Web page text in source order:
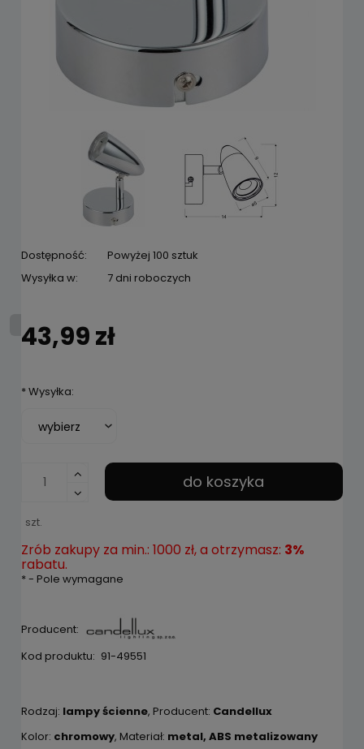
Dostępność:
Powyżej 100 sztuk
Wysyłka w:
7 dni roboczych
43,99 zł
*Wysyłka:
szt.
do koszyka
Zrób zakupy za min.: 1000 zł, a otrzymasz: 3%
rabatu.
*- Pole wymagane
Producent:
Kod produktu: 91-49551
Rodzaj: lampy ścienne, Producent: Candellux
Kolor: chromowy, Materiał: metal, ABS metalizowany